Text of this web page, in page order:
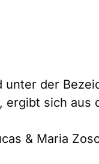
der
sich aus
& Maria